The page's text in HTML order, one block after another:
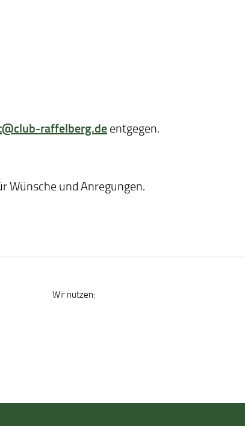
raffelberg.de entgegen.
Wünsche und Anregungen.
Wir nutzen: